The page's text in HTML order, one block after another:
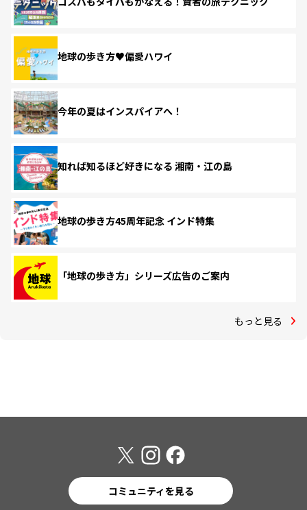
地球の歩き方♥偏愛ハワイ
今年の夏はインスパイアへ！
知れば知るほど好きになる 湘南・江の島
地球の歩き方45周年記念 インド特集
「地球の歩き方」シリーズ広告のご案内
もっと見る
コミュニティを見る